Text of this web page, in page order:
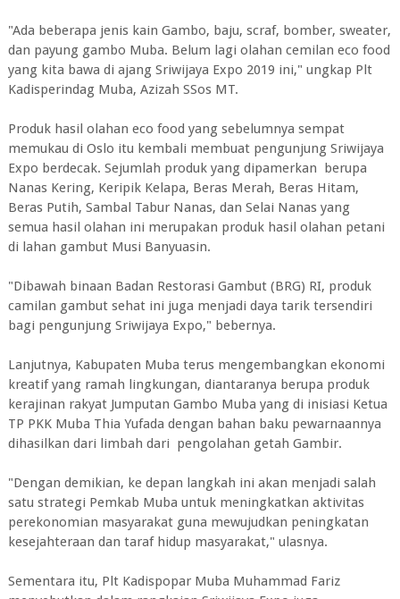
"Ada beberapa jenis kain Gambo, baju, scraf, bomber, sweater,
dan payung gambo Muba. Belum lagi olahan cemilan eco food
yang kita bawa di ajang Sriwijaya Expo 2019 ini," ungkap Plt
Kadisperindag Muba, Azizah SSos MT.
Produk hasil olahan eco food yang sebelumnya sempat
memukau di Oslo itu kembali membuat pengunjung Sriwijaya
Expo berdecak. Sejumlah produk yang dipamerkan berupa
Nanas Kering, Keripik Kelapa, Beras Merah, Beras Hitam,
Beras Putih, Sambal Tabur Nanas, dan Selai Nanas yang
semua hasil olahan ini merupakan produk hasil olahan petani
di lahan gambut Musi Banyuasin.
"Dibawah binaan Badan Restorasi Gambut (BRG) RI, produk
camilan gambut sehat ini juga menjadi daya tarik tersendiri
bagi pengunjung Sriwijaya Expo," bebernya.
Lanjutnya, Kabupaten Muba terus mengembangkan ekonomi
kreatif yang ramah lingkungan, diantaranya berupa produk
kerajinan rakyat Jumputan Gambo Muba yang di inisiasi Ketua
TP PKK Muba Thia Yufada dengan bahan baku pewarnaannya
dihasilkan dari limbah dari pengolahan getah Gambir.
"Dengan demikian, ke depan langkah ini akan menjadi salah
satu strategi Pemkab Muba untuk meningkatkan aktivitas
perekonomian masyarakat guna mewujudkan peningkatan
kesejahteraan dan taraf hidup masyarakat," ulasnya.
Sementara itu, Plt Kadispopar Muba Muhammad Fariz